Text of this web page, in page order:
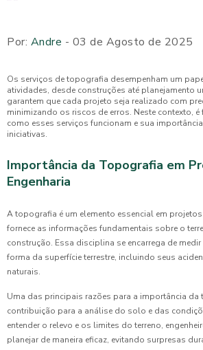
Por: Andre - 03 de Agosto de 2025
Os serviços de topografia desempenham um
atividades, desde construções até planejamento
garantem que cada projeto seja realizado com
minimizando os riscos de erros. Neste contexto, é
como esses serviços funcionam e sua
iniciativas.
Importância da Topografia em
Engenharia
A topografia é um elemento essencial em
fornece as informações fundamentais sobre o
construção. Essa disciplina se encarrega de medir
forma da superfície terrestre, incluindo seus
naturais.
Uma das principais razões para a importância da
contribuição para a análise do solo e das
entender o relevo e os limites do terreno,
planejar de maneira eficaz, evitando surpresas